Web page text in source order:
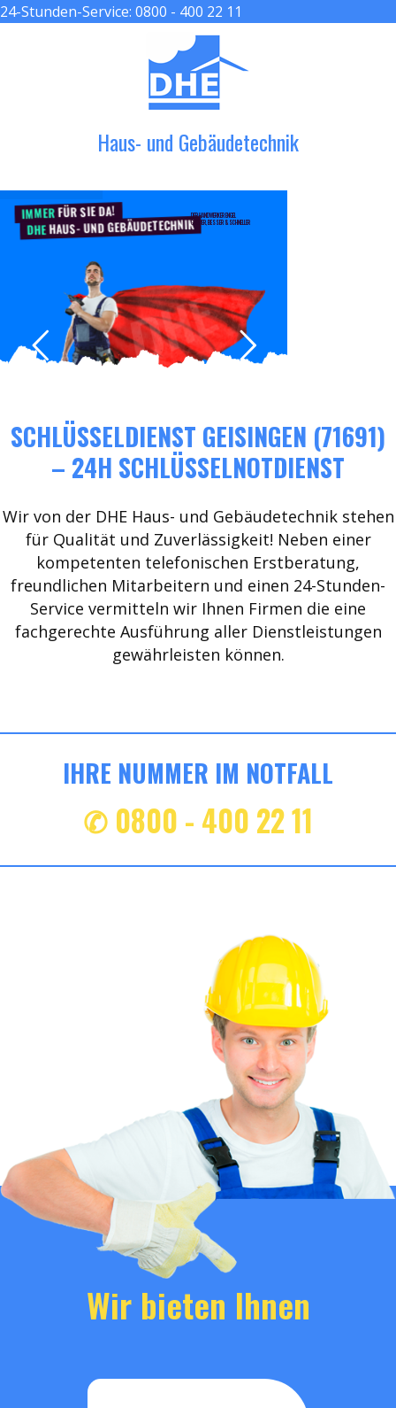
24-Stunden-Service: 0800 - 400 22 11
Haus- und Gebäudetechnik
IMMERFÜR SIE DA!
DHEHAUS- UND GEBÄUDETECHNIK
DER HANDWERKER ENGEL
GRÖßER, BESSER & SCHNELLER
SCHLÜSSELDIENST GEISINGEN (71691)
– 24H SCHLÜSSELNOTDIENST
Wir von der DHE Haus- und Gebäudetechnik stehen
für Qualität und Zuverlässigkeit! Neben einer
kompetenten telefonischen Erstberatung,
freundlichen Mitarbeitern und einen 24-Stunden-
Service vermitteln wir Ihnen Firmen die eine
fachgerechte Ausführung aller Dienstleistungen
gewährleisten können.
IHRE NUMMER IM NOTFALL
✆ 0800 - 400 22 11
Wir bieten Ihnen